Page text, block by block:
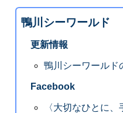
鴨川シーワールド
更新情報
鴨川シーワールド
Facebook
〈大切なひとに、